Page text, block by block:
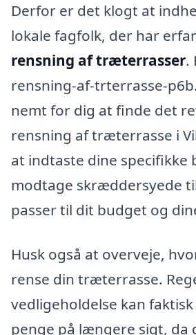
Derfor er det klogt at
lokale fagfolk, der har
rensning af træterrasser.
rensning-af-trterrasse-
nemt for dig at finde det
rensning af træterrasse i
at indtaste dine specifikke
modtage skræddersyede
passer til dit budget og
Husk også at overveje,
rense din træterrasse.
vedligeholdelse kan
penge på længere sigt, da